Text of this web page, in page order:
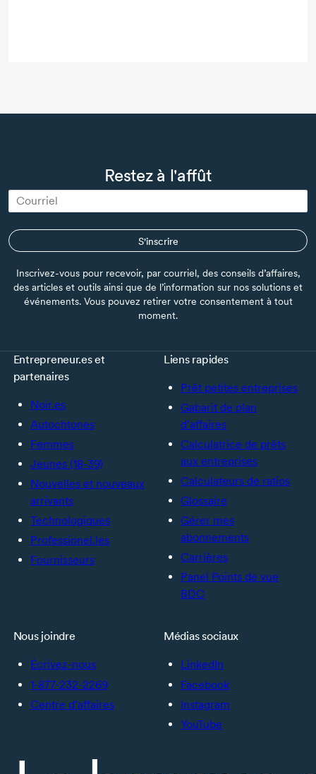
Restez à l'affût
S'inscrire
Inscrivez-vous pour recevoir, par courriel, des conseils d’affaires,
des articles et outils ainsi que de l’information sur nos solutions et
événements. Vous pouvez retirer votre consentement à tout
moment.
Entrepreneur.es et
partenaires
Noir.es
Autochtones
Femmes
Jeunes (18-39)
Nouvelles et nouveaux
arrivants
Technologiques
Professionel.les
Fournisseurs
Liens rapides
Prêt petites entreprises
Gabarit de plan
d’affaires
Calculatrice de prêts
aux entreprises
Calculateurs de ratios
Glossaire
Gérer mes
abonnements
Carrières
Panel Points de vue
BDC
Nous joindre
Écrivez-nous
1-877-232-2269
Centre d’affaires
Médias sociaux
LinkedIn
Facebook
Instagram
YouTube